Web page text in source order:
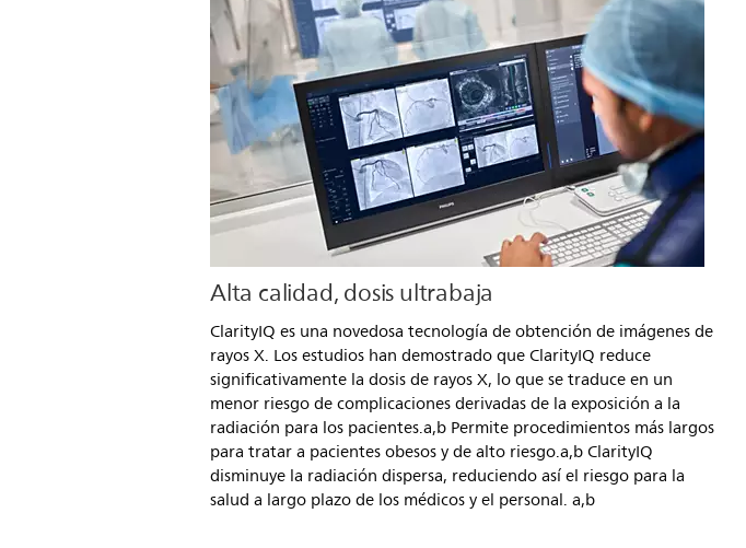
Alta calidad, dosis ultrabaja
ClarityIQ es una novedosa tecnología de obtención de imágenes de
rayos X. Los estudios han demostrado que ClarityIQ reduce
significativamente la dosis de rayos X, lo que se traduce en un
menor riesgo de complicaciones derivadas de la exposición a la
radiación para los pacientes.a,b Permite procedimientos más largos
para tratar a pacientes obesos y de alto riesgo.a,b ClarityIQ
disminuye la radiación dispersa, reduciendo así el riesgo para la
salud a largo plazo de los médicos y el personal. a,b